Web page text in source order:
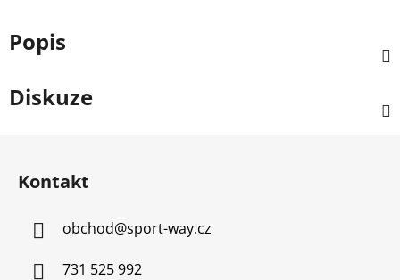
Popis
Diskuze
Kontakt
obchod@sport-way.cz
731 525 992